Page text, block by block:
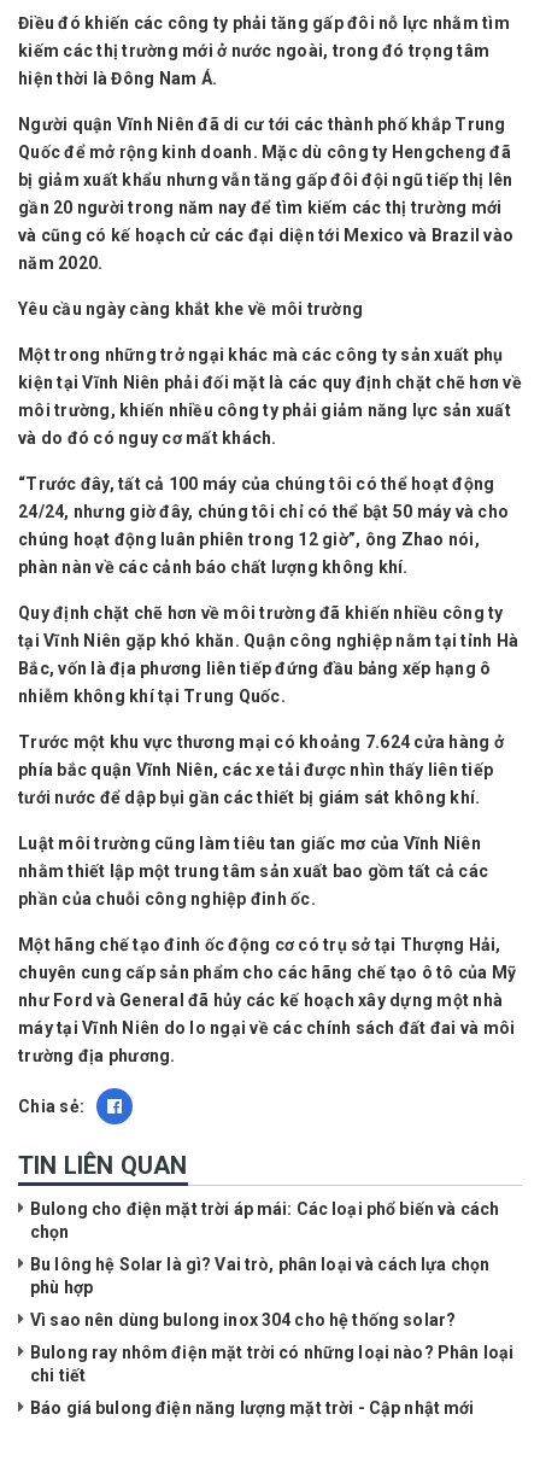
Điều đó khiến các công ty phải tăng gấp đôi nỗ lực nhằm tìm
kiếm các thị trường mới ở nước ngoài, trong đó trọng tâm
hiện thời là Đông Nam Á.
Người quận Vĩnh Niên đã di cư tới các thành phố khắp Trung
Quốc để mở rộng kinh doanh. Mặc dù công ty Hengcheng đã
bị giảm xuất khẩu nhưng vẫn tăng gấp đôi đội ngũ tiếp thị lên
gần 20 người trong năm nay để tìm kiếm các thị trường mới
và cũng có kế hoạch cử các đại diện tới Mexico và Brazil vào
năm 2020.
Yêu cầu ngày càng khắt khe về môi trường
Một trong những trở ngại khác mà các công ty sản xuất phụ
kiện tại Vĩnh Niên phải đối mặt là các quy định chặt chẽ hơn về
môi trường, khiến nhiều công ty phải giảm năng lực sản xuất
và do đó có nguy cơ mất khách.
“Trước đây, tất cả 100 máy của chúng tôi có thể hoạt động
24/24, nhưng giờ đây, chúng tôi chỉ có thể bật 50 máy và cho
chúng hoạt động luân phiên trong 12 giờ”, ông Zhao nói,
phàn nàn về các cảnh báo chất lượng không khí.
Quy định chặt chẽ hơn về môi trường đã khiến nhiều công ty
tại Vĩnh Niên gặp khó khăn. Quận công nghiệp nằm tại tỉnh Hà
Bắc, vốn là địa phương liên tiếp đứng đầu bảng xếp hạng ô
nhiễm không khí tại Trung Quốc.
Trước một khu vực thương mại có khoảng 7.624 cửa hàng ở
phía bắc quận Vĩnh Niên, các xe tải được nhìn thấy liên tiếp
tưới nước để dập bụi gần các thiết bị giám sát không khí.
Luật môi trường cũng làm tiêu tan giấc mơ của Vĩnh Niên
nhằm thiết lập một trung tâm sản xuất bao gồm tất cả các
phần của chuỗi công nghiệp đinh ốc.
Một hãng chế tạo đinh ốc động cơ có trụ sở tại Thượng Hải,
chuyên cung cấp sản phẩm cho các hãng chế tạo ô tô của Mỹ
như Ford và General đã hủy các kế hoạch xây dựng một nhà
máy tại Vĩnh Niên do lo ngại về các chính sách đất đai và môi
trường địa phương.
Chia sẻ:
TIN LIÊN QUAN
Bulong cho điện mặt trời áp mái: Các loại phổ biến và cách
chọn
Bu lông hệ Solar là gì? Vai trò, phân loại và cách lựa chọn
phù hợp
Vì sao nên dùng bulong inox 304 cho hệ thống solar?
Bulong ray nhôm điện mặt trời có những loại nào? Phân loại
chi tiết
Báo giá bulong điện năng lượng mặt trời - Cập nhật mới